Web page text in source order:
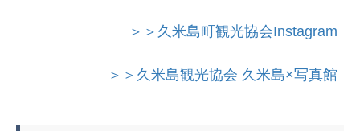
＞＞久米島町観光協会Instagram
＞＞久米島観光協会 久米島×写真館